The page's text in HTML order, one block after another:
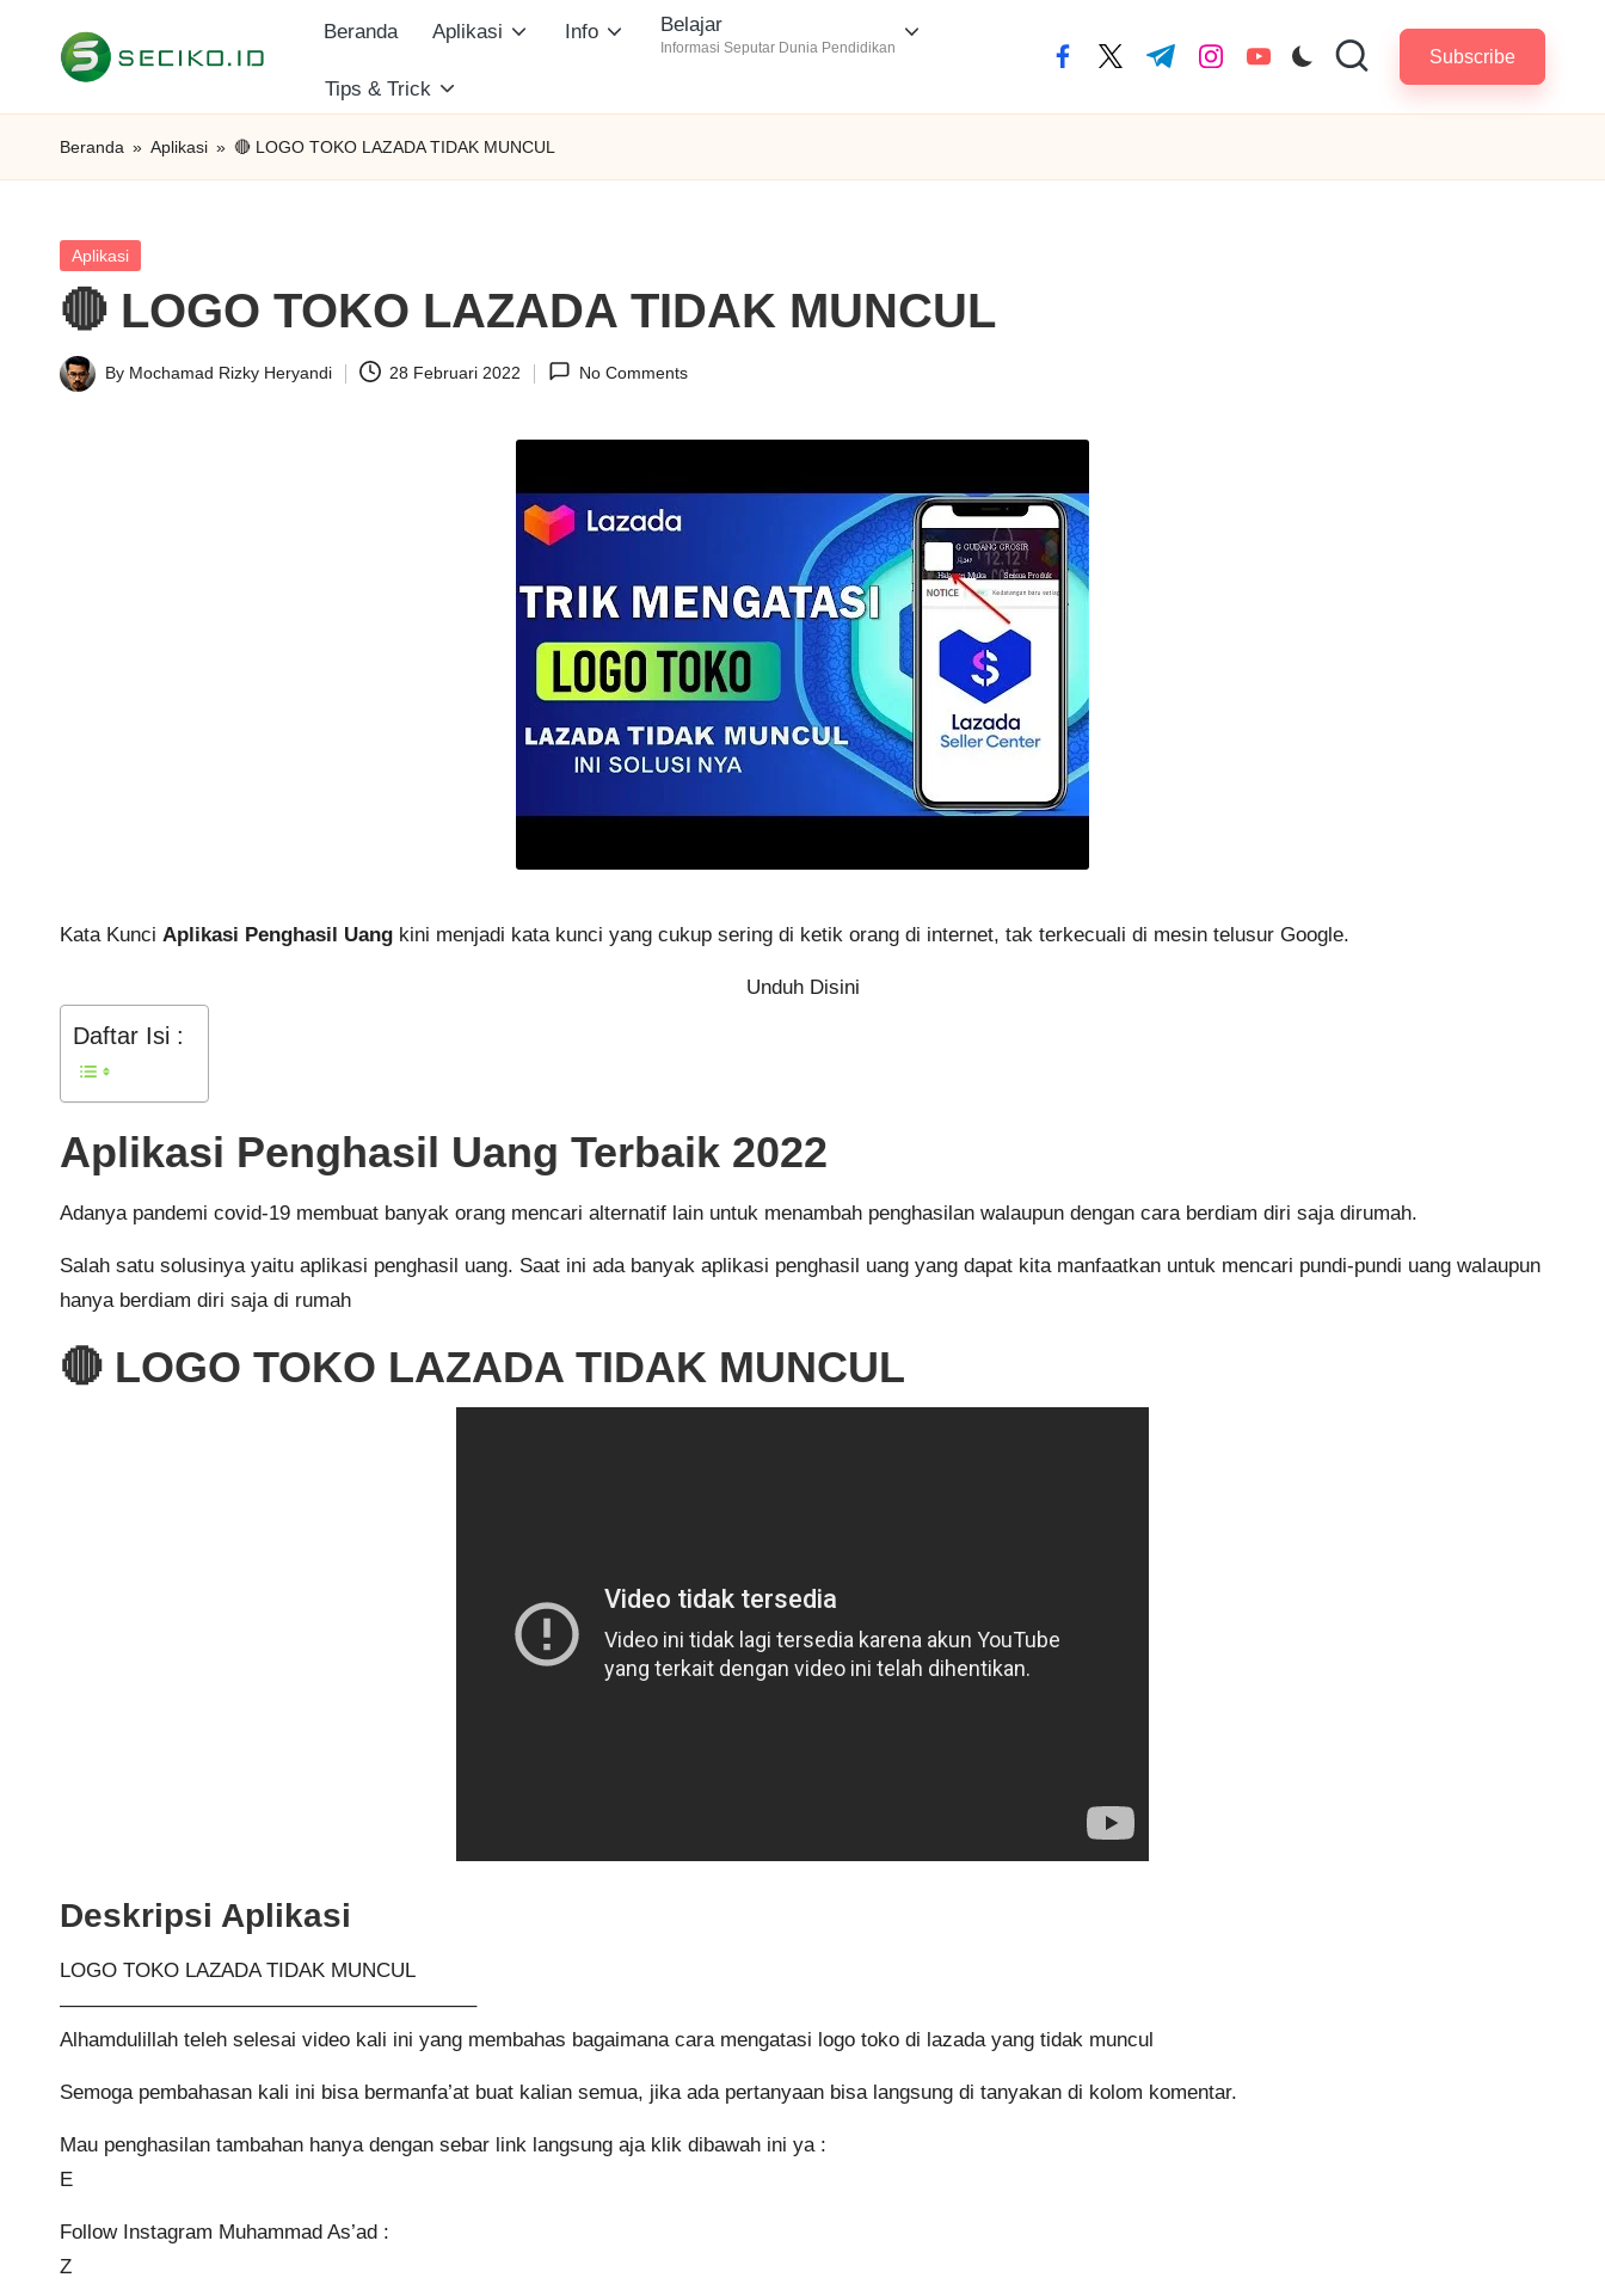
S
e
i
k
o
Informasi
dan
Beranda Aplikasi Info Belajar
Informasi Seputar Dunia Pendidikan
Tips & Trick
facebook.com
twitter.com
t.me instagram.com
youtube.com Subscribe
Beranda » Aplikasi » 🔴 LOGO TOKO LAZADA TIDAK MUNCUL
Posted
Aplikasi
🔴 LOGO TOKO LAZADA TIDAK MUNCUL
Posted
By Mochamad Rizky Heryandi 28 Februari 2022 No Comments
Kata Kunci Aplikasi Penghasil Uang kini menjadi kata kunci yang cukup sering di ketik orang di internet, tak terkecuali di mesin telusur Google.
Unduh Disini
Daftar Isi :
Aplikasi Penghasil Uang Terbaik 2022
Adanya pandemi covid-19 membuat banyak orang mencari alternatif lain untuk menambah penghasilan walaupun dengan cara berdiam diri saja dirumah.
Salah satu solusinya yaitu aplikasi penghasil uang. Saat ini ada banyak aplikasi penghasil uang yang dapat kita manfaatkan untuk mencari pundi-pundi uang walaupun
hanya berdiam diri saja di rumah
🔴 LOGO TOKO LAZADA TIDAK MUNCUL
Deskripsi Aplikasi
LOGO TOKO LAZADA TIDAK MUNCUL
————————————————————–
Alhamdulillah teleh selesai video kali ini yang membahas bagaimana cara mengatasi logo toko di lazada yang tidak muncul
Semoga pembahasan kali ini bisa bermanfa’at buat kalian semua, jika ada pertanyaan bisa langsung di tanyakan di kolom komentar.
Mau penghasilan tambahan hanya dengan sebar link langsung aja klik dibawah ini ya :
E
Follow Instagram Muhammad As’ad :
Z